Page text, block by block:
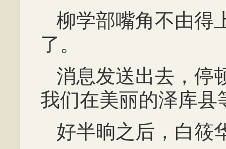
柳学部嘴角不由得
了。
消息发送出去，停
我们在美丽的泽库县
好半晌之后，白筱